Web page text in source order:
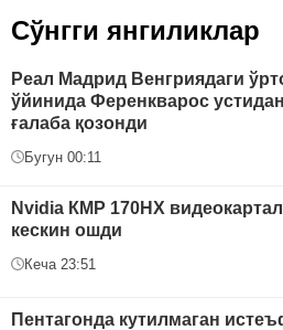
Сўнгги янгиликлар
Реал Мадрид Венгриядаги
ўйинида Ференкварос
ғалаба қозонди
Бугун 00:11
Nvidia КMP 170HX
кескин ошди
Кеча 23:51
Пентагонда кутилмаган